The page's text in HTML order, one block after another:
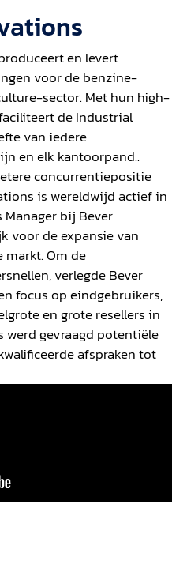
en levert
voor de benzine-
sector. Met hun high-
de Industrial
van iedere
en elk kantoorpand..
concurrentiepositie
is wereldwijd actief in
Manager bij Bever
voor de expansie van
Om de
verlegde Bever
focus op eindgebruikers,
en grote resellers in
werd gevraagd potentiële
afspraken tot